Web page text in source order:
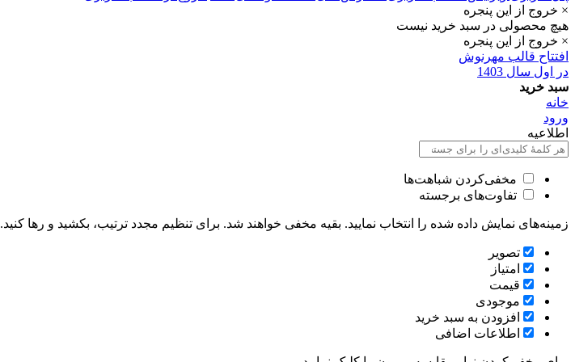
× خروج از این پنجره
هیچ محصولی در سبد خرید نیست
× خروج از این پنجره
افتتاح قالب مهرنوش
در اول سال 1403
سبد خرید
خانه
ورود
اطلاعیه
مخفی‌کردن شباهت‌ها
تفاوت‌های برجسته
زمینه‌های نمایش داده شده را انتخاب نمایید. بقیه مخفی خواهند شد. برای تنظیم مجدد ترتیب، بکشید و رها کنید.
تصویر
امتیاز
قيمت
موجودی
افزودن به سبد خرید
اطلاعات اضافی